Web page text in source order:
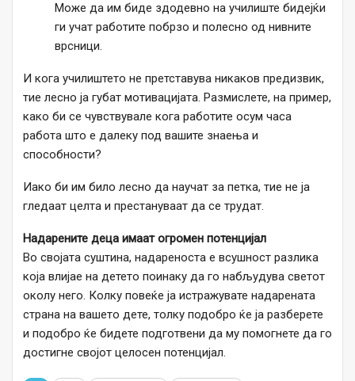
Може да им биде здодевно на училиште бидејќи
ги учат работите побрзо и полесно од нивните
врсници.
И кога училиштето не претставува никаков предизвик,
тие лесно ја губат мотивацијата. Размислете, на пример,
како би се чувствувале кога работите осум часа
работа што е далеку под вашите знаења и
способности?
Иако би им било лесно да научат за петка, тие не ја
гледаат целта и престануваат да се трудат.
Надарените деца имаат огромен потенцијал
Во својата суштина, надареноста е всушност разлика
која влијае на детето поинаку да го набљудува светот
околу него. Колку повеќе ја истражувате надарената
страна на вашето дете, толку подобро ќе ја разберете
и подобро ќе бидете подготвени да му помогнете да го
достигне својот целосен потенцијал.